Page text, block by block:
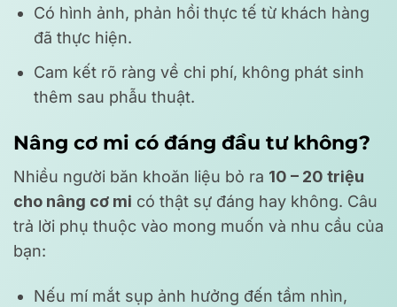
Có hình ảnh, phản hồi thực tế từ khách hàng
đã thực hiện.
Cam kết rõ ràng về chi phí, không phát sinh
thêm sau phẫu thuật.
Nâng cơ mi có đáng đầu tư không?
Nhiều người băn khoăn liệu bỏ ra 10 – 20 triệu
cho nâng cơ mi có thật sự đáng hay không. Câu
trả lời phụ thuộc vào mong muốn và nhu cầu của
bạn:
Nếu mí mắt sụp ảnh hưởng đến tầm nhìn,